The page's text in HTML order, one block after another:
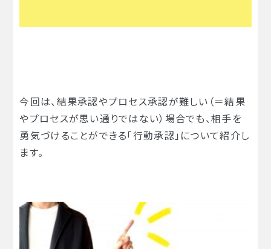
今回は、結果承認やプロセス承認が難しい（＝結果
やプロセスが思い通りではない）場合でも、相手を
勇気づけることができる「行動承認」について紹介し
ます。